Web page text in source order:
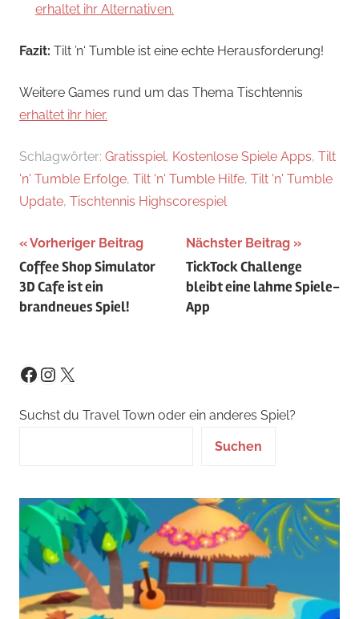
erhaltet ihr Alternativen.
Fazit: Tilt ’n‘ Tumble ist eine echte Herausforderung!
Weitere Games rund um das Thema Tischtennis
erhaltet ihr hier.
Schlagwörter: Gratisspiel, Kostenlose Spiele Apps, Tilt
'n' Tumble Erfolge, Tilt 'n' Tumble Hilfe, Tilt 'n' Tumble
Update, Tischtennis Highscorespiel
Beitragsnavigation
Vorheriger Beitrag
Coffee Shop Simulator
3D Cafe ist ein
brandneues Spiel!
Nächster Beitrag
TickTock Challenge
bleibt eine lahme Spiele-
App
Facebook
Instagram
X
Suchst du Travel Town oder ein anderes Spiel?
Suchen